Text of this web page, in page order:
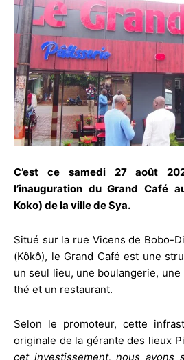
C’est ce samedi 27 août
l’inauguration du Grand Café
Koko) de la ville de Sya.
Situé sur la rue Vicens de Bobo-
(Kôkô), le Grand Café est une
un seul lieu, une boulangerie,
thé et un restaurant.
Selon le promoteur, cette
originale de la gérante des lieux
cet investissement, nous avons